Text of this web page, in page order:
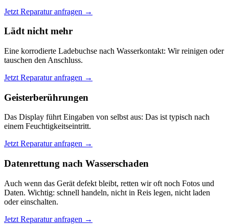
Jetzt Reparatur anfragen →
Lädt nicht mehr
Eine korrodierte Ladebuchse nach Wasserkontakt: Wir reinigen oder
tauschen den Anschluss.
Jetzt Reparatur anfragen →
Geisterberührungen
Das Display führt Eingaben von selbst aus: Das ist typisch nach
einem Feuchtigkeitseintritt.
Jetzt Reparatur anfragen →
Datenrettung nach Wasserschaden
Auch wenn das Gerät defekt bleibt, retten wir oft noch Fotos und
Daten. Wichtig: schnell handeln, nicht in Reis legen, nicht laden
oder einschalten.
Jetzt Reparatur anfragen →